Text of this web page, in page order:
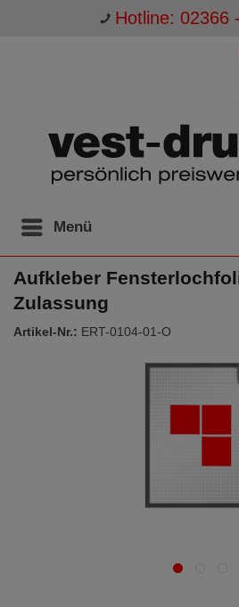
Hotline: 02366
Menü
Aufkleber
Zulassung
Artikel-Nr.: ERT-0104-01-O